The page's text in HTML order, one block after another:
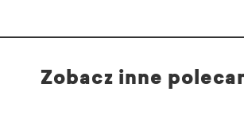
Zobacz inne